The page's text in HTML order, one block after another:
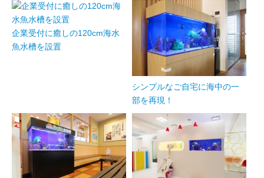
企業受付に癒しの120cm海水
魚水槽を設置
シンプルなご自宅に海中の一
部を再現！